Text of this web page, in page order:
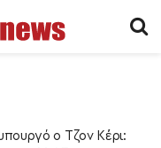
ο Τζον Κέρι: